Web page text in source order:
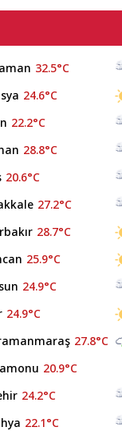
32.5°C
24.6°C
22.2°C
28.8°C
20.6°C
27.2°C
28.7°C
25.9°C
24.9°C
24.9°C
27.8°C
20.9°C
24.2°C
22.1°C